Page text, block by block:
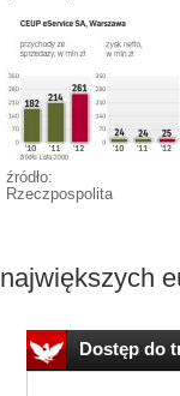
źródło:
Rzeczpospolita
największych
Dostęp do